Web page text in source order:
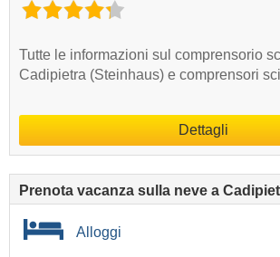
Tutte le informazioni sul comprensorio
Cadipietra (Steinhaus) e comprensori
Dettagli
Prenota vacanza sulla neve a
Alloggi